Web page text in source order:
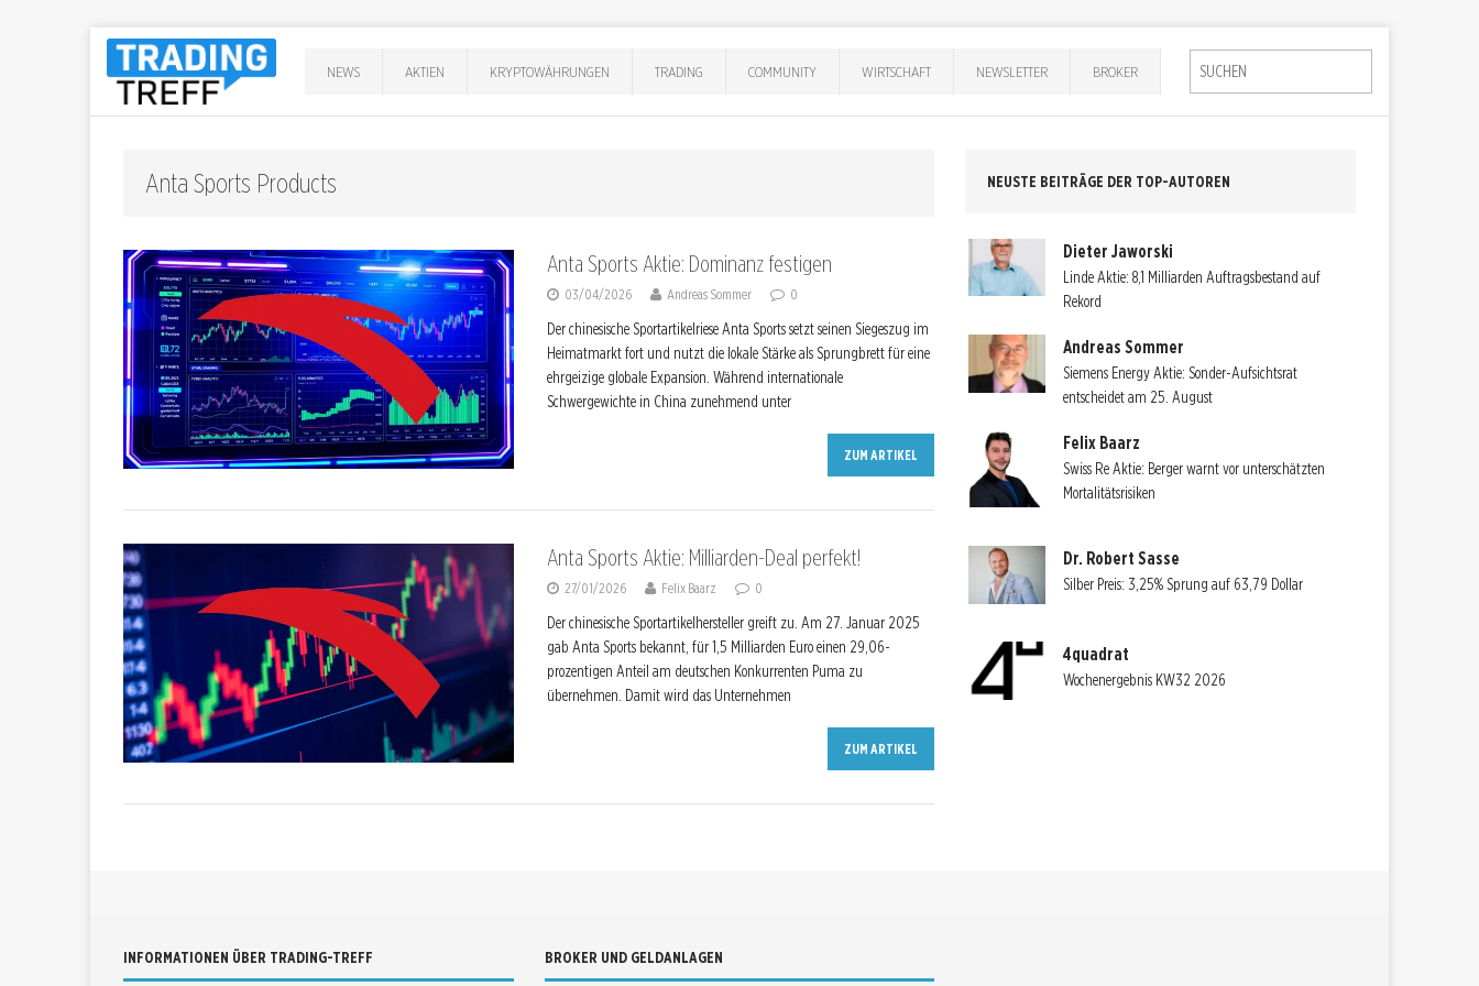
NEWS AKTIEN KRYPTOWÄHRUNGEN TRADING COMMUNITY WIRTSCHAFT NEWSLETTER BROKER
Anta Sports Products
Anta Sports Aktie: Dominanz festigen
03/04/2026 Andreas Sommer 0
Der chinesische Sportartikelriese Anta Sports setzt seinen Siegeszug im
Heimatmarkt fort und nutzt die lokale Stärke als Sprungbrett für eine
ehrgeizige globale Expansion. Während internationale
Schwergewichte in China zunehmend unter
ZUM ARTIKEL
Anta Sports Aktie: Milliarden-Deal perfekt!
27/01/2026 Felix Baarz 0
Der chinesische Sportartikelhersteller greift zu. Am 27. Januar 2025
gab Anta Sports bekannt, für 1,5 Milliarden Euro einen 29,06-
prozentigen Anteil am deutschen Konkurrenten Puma zu
übernehmen. Damit wird das Unternehmen
ZUM ARTIKEL
NEUSTE BEITRÄGE DER TOP-AUTOREN
Dieter Jaworski
Linde Aktie: 8,1 Milliarden Auftragsbestand auf
Rekord
Andreas Sommer
Siemens Energy Aktie: Sonder-Aufsichtsrat
entscheidet am 25. August
Felix Baarz
Swiss Re Aktie: Berger warnt vor unterschätzten
Mortalitätsrisiken
Dr. Robert Sasse
Silber Preis: 3,25% Sprung auf 63,79 Dollar
4quadrat
Wochenergebnis KW32 2026
INFORMATIONEN ÜBER TRADING-TREFF BROKER UND GELDANLAGEN